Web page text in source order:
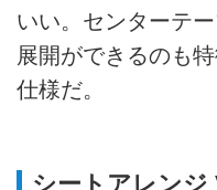
いい。センターテ
展開ができるのも
仕様だ。
シートアレンジ